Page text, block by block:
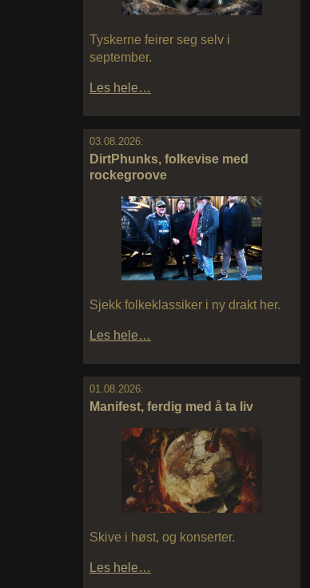
Tyskerne feirer seg selv i
september.
Les hele…
03.08.2026:
DirtPhunks, folkevise med
rockegroove
Sjekk folkeklassiker i ny drakt her.
Les hele…
01.08.2026:
Manifest, ferdig med å ta liv
Skive i høst, og konserter.
Les hele…